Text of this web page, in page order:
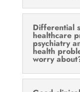
Differential
healthcare
psychiatry
health
worry